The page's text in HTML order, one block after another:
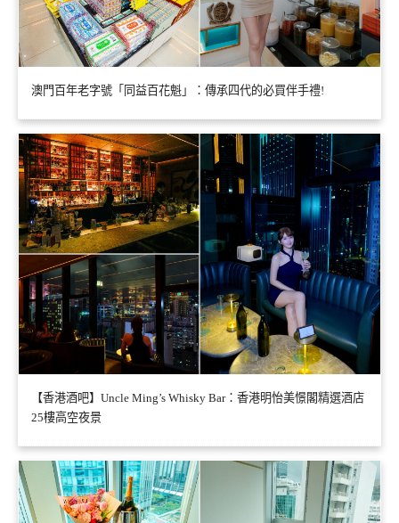
澳門百年老字號「同益百花魁」：傳承四代的必買伴手禮!
【香港酒吧】Uncle Ming’s Whisky Bar：香港明怡美憬閣精選酒店
25樓高空夜景